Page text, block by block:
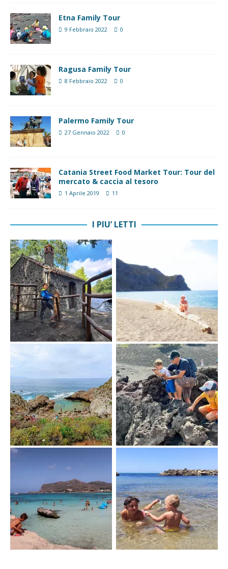
Etna Family Tour
9 Febbraio 2022 0
Ragusa Family Tour
8 Febbraio 2022 0
Palermo Family Tour
27 Gennaio 2022 0
Catania Street Food Market Tour: Tour del
mercato & caccia al tesoro
1 Aprile 2019 11
I PIU’ LETTI